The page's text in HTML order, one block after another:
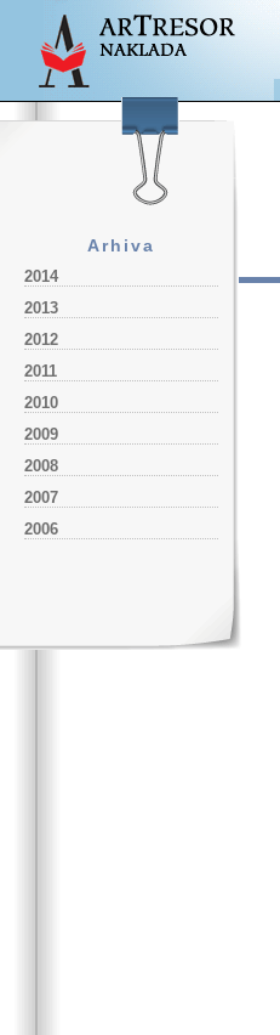
Arhiva
2014
2013
2012
2011
2010
2009
2008
2007
2006